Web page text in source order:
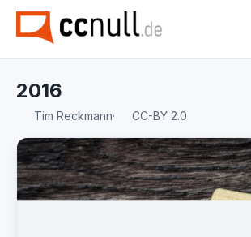
2016
Tim Reckmann· CC-BY 2.0